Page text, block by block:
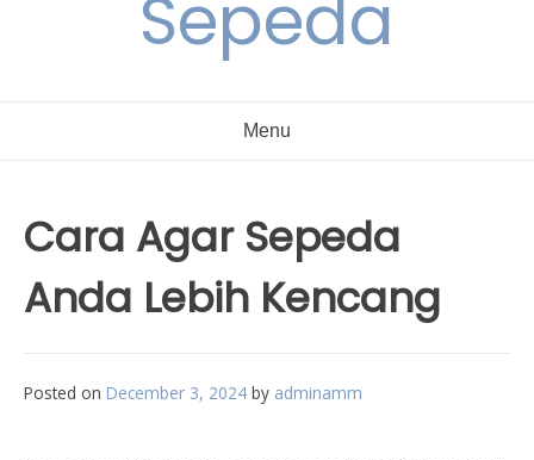
Sepeda
Menu
Cara Agar Sepeda
Anda Lebih Kencang
Posted on December 3, 2024 by adminamm